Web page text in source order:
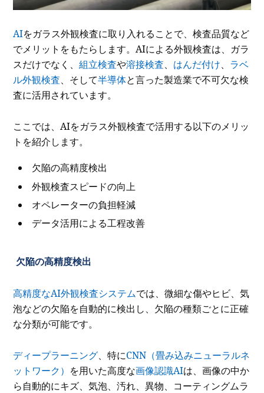
AIをガラス外観検査に取り入れることで、検査品質など
でメリットをもたらします。AIによる外観検査は、ガラ
スだけでなく、組立検査や溶接検査、 はんだ付け、 ラベ
ル外観検査、そして半導体と言った製造業で不可欠な検
査に活用されています。
ここでは、AIをガラス外観検査で活用する以下のメリッ
トを紹介します。
欠陥の高精度検出
外観検査スピードの向上
オペレーターの負担軽減
データ活用による工程改善
欠陥の高精度検出
高精度なAI外観検査システムでは、微細な傷やヒビ、気
泡などの欠陥を自動的に検出し、欠陥の種類ごとに正確
な分類が可能です。
ディープラーニング、特にCNN（畳み込みニューラルネ
ットワーク） を用いた高度な画像認識AIは、画像の中か
ら自動的にキズ、気泡、汚れ、異物、コーティングムラ